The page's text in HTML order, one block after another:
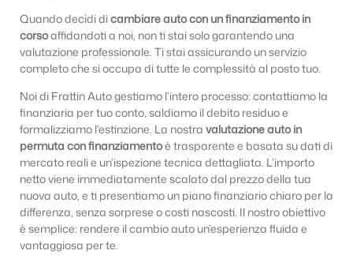
Quando decidi dicambiare auto con un finanziamento in
corsoaffidandoti a noi, non ti stai solo garantendo una
valutazione professionale. Ti stai assicurando un servizio
completo che si occupa di tutte le complessità al posto tuo.
Noi di Frattin Auto gestiamo l’intero processo: contattiamo la
finanziaria per tuo conto, saldiamo il debito residuo e
formalizziamo l’estinzione. La nostra valutazione auto in
permuta con finanziamentoè trasparente e basata su dati di
mercato reali e un’ispezione tecnica dettagliata. L’importo
netto viene immediatamente scalato dal prezzo della tua
nuova auto, e ti presentiamo un piano finanziario chiaro per la
differenza, senza sorprese o costi nascosti. Il nostro obiettivo
è semplice: rendere il cambio auto un’esperienza fluida e
vantaggiosa per te.